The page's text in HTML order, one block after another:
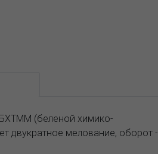
(беленой химико-
двукратное мелование, оборот -